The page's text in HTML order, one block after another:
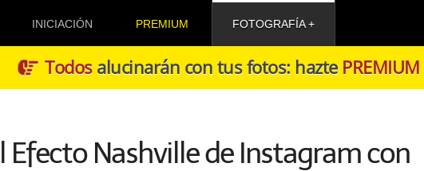
INICIACIÓN PREMIUM FOTOGRAFÍA
Todosalucinarán con tus fotos: hazte PREMIUM
Efecto Nashville de Instagram con